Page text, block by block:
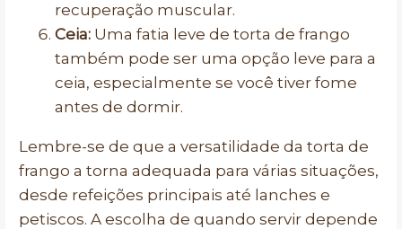
recuperação muscular.
Ceia: Uma fatia leve de torta de frango
também pode ser uma opção leve para a
ceia, especialmente se você tiver fome
antes de dormir.
Lembre-se de que a versatilidade da torta de
frango a torna adequada para várias situações,
desde refeições principais até lanches e
petiscos. A escolha de quando servir depende